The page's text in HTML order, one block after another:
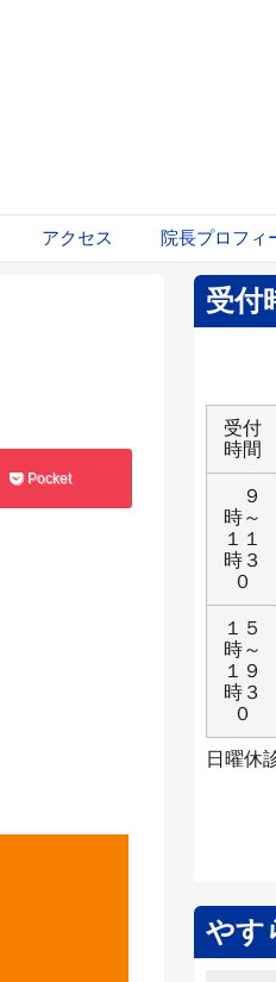
アクセス 院長プロフィ
Pocket
受付
受付
時間
９
時～
１１
時３
０
１５
時～
１９
時３
０
日曜休
やす